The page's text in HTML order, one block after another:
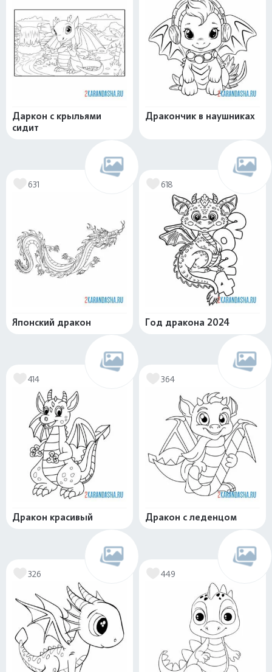
Даркон с крыльями
сидит
Дракончик в наушниках
631
Японский дракон
618
Год дракона 2024
414
Дракон красивый
364
Дракон с леденцом
326 449